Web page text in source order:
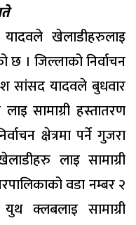
यादवले खेलाडीहरुलाइ
। जिल्लाको निर्वाचन
सांसद यादवले बुधवार
सामाग्री हस्तातरण
क्षेत्रमा पर्ने गुजरा
लाइ सामाग्री
वडा नम्बर २
क्लबलाइ सामाग्री